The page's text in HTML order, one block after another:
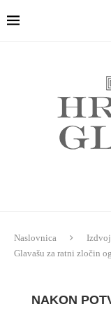
Naslovnica
Glavašu za ratni zločin
NAKON